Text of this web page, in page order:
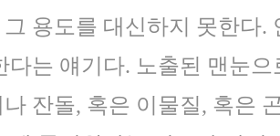
용도를 대신하지 못한다.
다는 얘기다. 노출된 맨눈
나 잔돌, 혹은 이물질, 혹은